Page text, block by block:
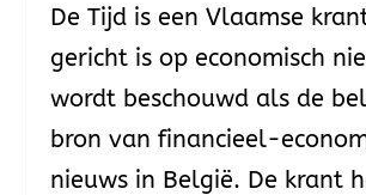
De Tijd is een Vlaamse
gericht is op economisch
wordt beschouwd als de
bron van financieel-
nieuws in België. De krant